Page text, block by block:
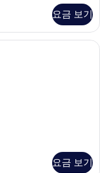
요금 보기
식 2인 포함) | 책상, 방음 설
요금 보기